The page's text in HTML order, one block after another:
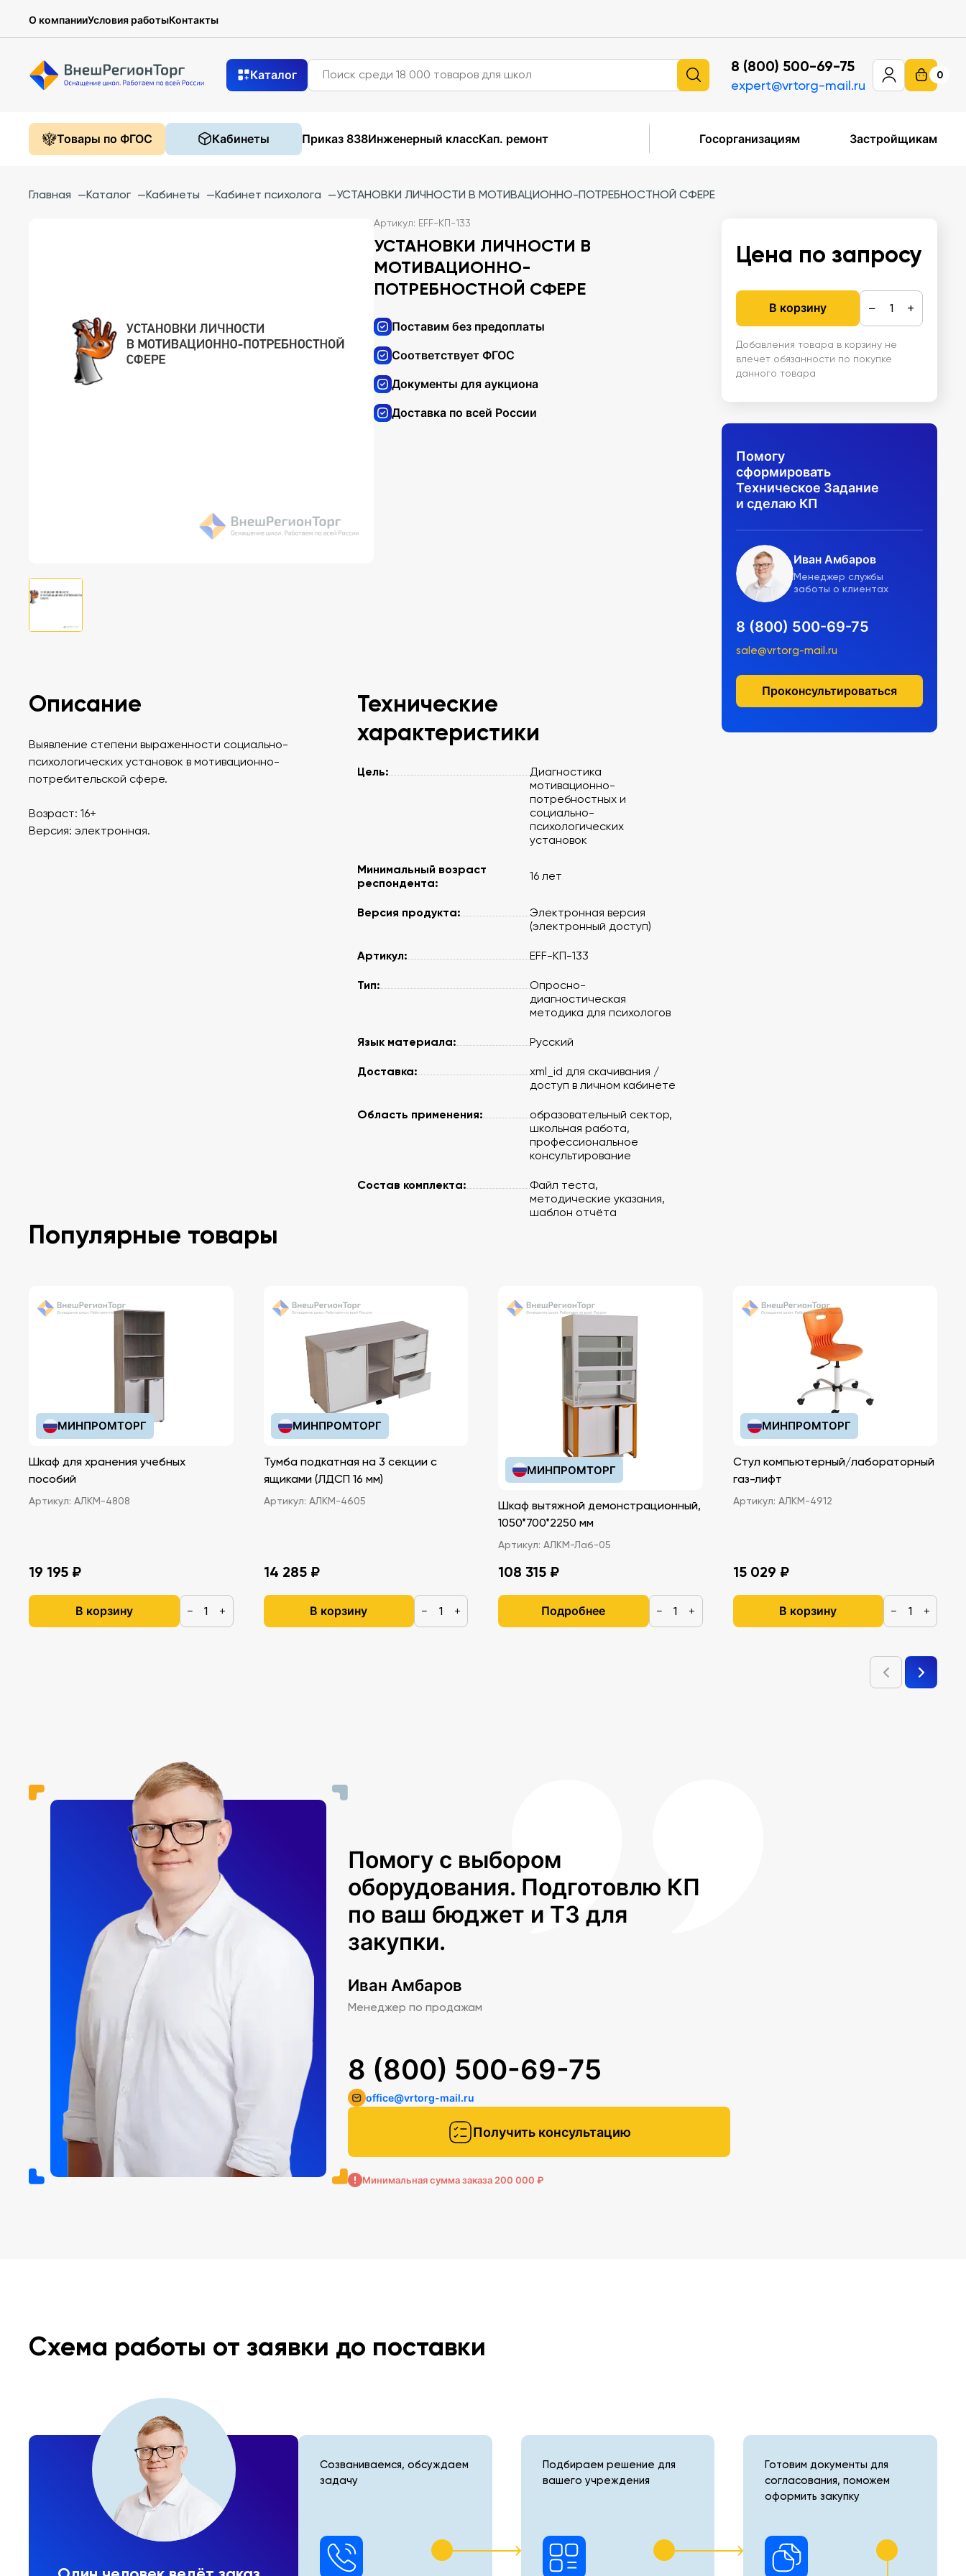
О компанииУсловия работыКонтакты
Каталог 8 (800) 500-69-75
expert@vrtorg-mail.ru
0
Товары по ФГОС Кабинеты Приказ 838Инженерный классКап. ремонт Госорганизациям Застройщикам
Главная —Каталог —Кабинеты —Кабинет психолога —УСТАНОВКИ ЛИЧНОСТИ В МОТИВАЦИОННО-ПОТРЕБНОСТНОЙ СФЕРЕ
Артикул: EFF-КП-133
УСТАНОВКИ ЛИЧНОСТИ В
МОТИВАЦИОННО-
ПОТРЕБНОСТНОЙ СФЕРЕ
Поставим без предоплаты
Соответствует ФГОС
Документы для аукциона
Доставка по всей России
Цена по запросу
В корзину − +
Добавления товара в корзину не
влечет обязанности по покупке
данного товара
Помогу
сформировать
Техническое Задание
и сделаю КП
Иван Амбаров
Менеджер службы
заботы о клиентах
8 (800) 500-69-75
sale@vrtorg-mail.ru
Проконсультироваться
Описание
Выявление степени выраженности социально-
психологических установок в мотивационно-
потребительской сфере.
Возраст: 16+
Версия: электронная.
Технические
характеристики
Цель:
Диагностика
мотивационно-
потребностных и
социально-
психологических
установок
Минимальный возраст
респондента:
16 лет
Версия продукта:
Электронная версия
(электронный доступ)
Артикул: EFF-КП-133
Тип:
Опросно-
диагностическая
методика для психологов
Язык материала: Русский
Доставка:
xml_id для скачивания /
доступ в личном кабинете
Область применения:
образовательный сектор,
школьная работа,
профессиональное
консультирование
Состав комплекта:
Файл теста,
методические указания,
шаблон отчёта
Популярные товары
МИНПРОМТОРГ
Шкаф для хранения учебных
пособий
Артикул: АЛКМ-4808
19 195 ₽
В корзину − +
МИНПРОМТОРГ
Тумба подкатная на 3 секции с
ящиками (ЛДСП 16 мм)
Артикул: АЛКМ-4605
14 285 ₽
В корзину − +
МИНПРОМТОРГ
Шкаф вытяжной демонстрационный,
1050*700*2250 мм
Артикул: АЛКМ-Лаб-05
108 315 ₽
Подробнее − +
МИНПРОМТОРГ
Стул компьютерный/лабораторный
газ-лифт
Артикул: АЛКМ-4912
15 029 ₽
В корзину − +
Помогу с выбором
оборудования. Подготовлю КП
по ваш бюджет и ТЗ для
закупки.
Иван Амбаров
Менеджер по продажам
Получить консультацию
8 (800) 500-69-75
office@vrtorg-mail.ru
Минимальная сумма заказа 200 000 ₽
Схема работы от заявки до поставки
Созваниваемся, обсуждаем
задачу
Подбираем решение для
вашего учреждения
Готовим документы для
согласования, поможем
оформить закупку